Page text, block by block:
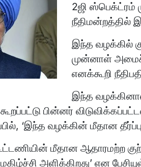
2ஜி ஸ்பெக்ட்ரம்
நீதிமன்றத்தில்
இந்த வழக்கில்
முன்னாள்
எனக்கூறி
இந்த
பின்னர்
‘இந்த வழக்கின் மீதான
மீதான ஆதாரமற்ற
மகிழ்ச்சி அளிக்கிறது’ என